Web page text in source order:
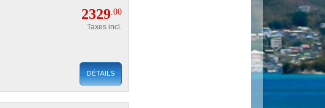
2329 .00
Taxes incl.
DÉTAILS